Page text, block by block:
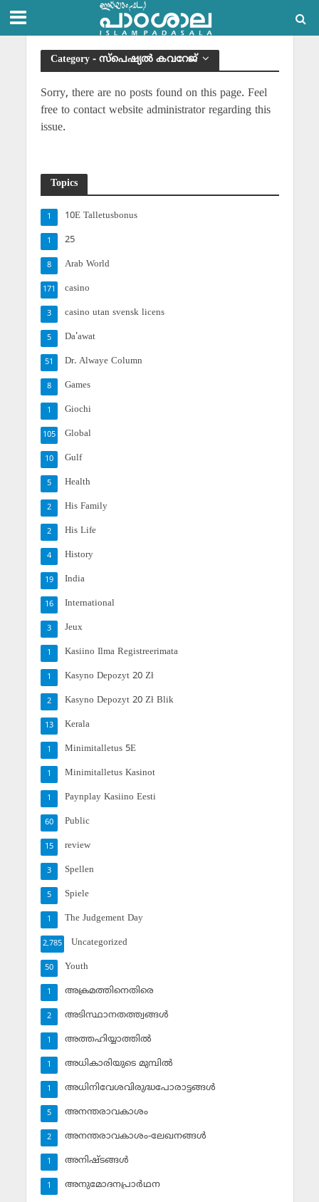
Category - സ്‌പെഷ്യല്‍ കവറേജ്
Sorry, there are no posts found on this page. Feel
free to contact website administrator regarding this
issue.
Topics
10E Talletusbonus
1
25
1
Arab World
8
casino
171
casino utan svensk licens
3
Da'awat
5
Dr. Alwaye Column
51
Games
8
Giochi
1
Global
105
Gulf
10
Health
5
His Family
2
His Life
2
History
4
India
19
International
16
Jeux
3
Kasiino Ilma Registreerimata
1
Kasyno Depozyt 20 Zł
1
Kasyno Depozyt 20 Zł Blik
2
Kerala
13
Minimitalletus 5E
1
Minimitalletus Kasinot
1
Paynplay Kasiino Eesti
1
Public
60
review
15
Spellen
3
Spiele
5
The Judgement Day
1
Uncategorized
2,785
Youth
50
അക്രമത്തിനെതിരെ
1
അടിസ്ഥാനതത്ത്വങ്ങള്‍
2
അത്തഹിയ്യാത്തില്‍
1
അധികാരിയുടെ മുമ്പില്‍
1
അധിനിവേശവിരുദ്ധപോരാട്ടങ്ങള്‍
1
അനന്തരാവകാശം
5
അനന്തരാവകാശം-ലേഖനങ്ങള്‍
2
അനിഷ്ടങ്ങള്‍
1
അനുമോദനപ്രാര്‍ഥന
1